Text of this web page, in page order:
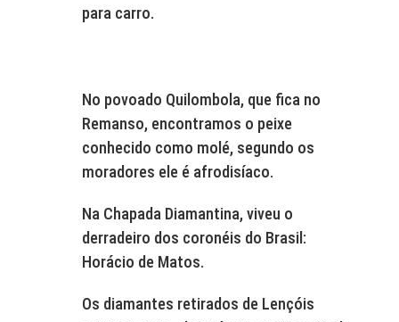
para carro.
No povoado Quilombola, que fica no
Remanso, encontramos o peixe
conhecido como molé, segundo os
moradores ele é afrodisíaco.
Na Chapada Diamantina, viveu o
derradeiro dos coronéis do Brasil:
Horácio de Matos.
Os diamantes retirados de Lençóis